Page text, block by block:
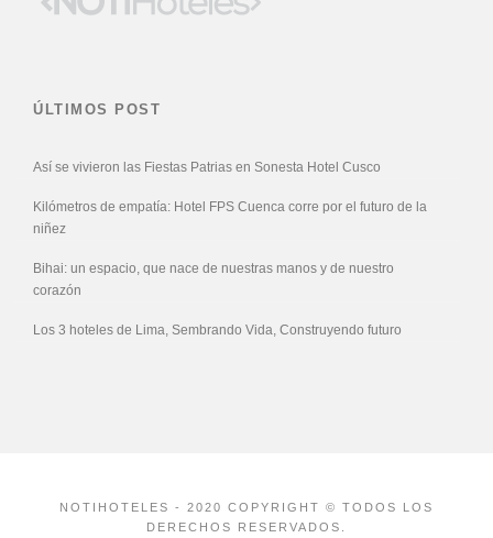
ÚLTIMOS POST
Así se vivieron las Fiestas Patrias en Sonesta Hotel Cusco
Kilómetros de empatía: Hotel FPS Cuenca corre por el futuro de la
niñez
Bihai: un espacio, que nace de nuestras manos y de nuestro
corazón
Los 3 hoteles de Lima, Sembrando Vida, Construyendo futuro
NOTIHOTELES - 2020 COPYRIGHT © TODOS LOS
DERECHOS RESERVADOS.